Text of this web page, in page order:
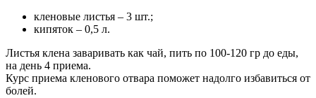
кленовые листья – 3 шт.;
кипяток – 0,5 л.
Листья клена заваривать как чай, пить по 100-120 гр до еды,
на день 4 приема.
Курс приема кленового отвара поможет надолго избавиться от
болей.